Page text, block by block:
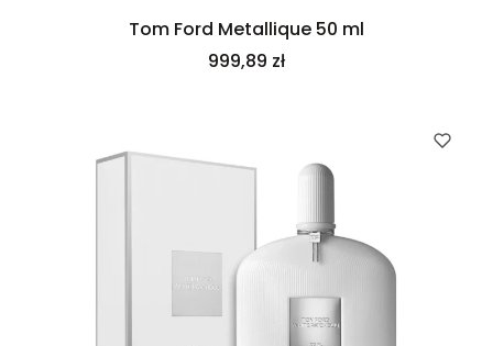
Tom Ford Metallique 50 ml
Cena
999,89 zł